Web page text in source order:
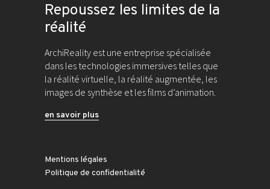
Repoussez les limites de la
réalité
ArchiReality est une entreprise spécialisée
dans les technologies immersives telles que
la réalité virtuelle, la réalité augmentée, les
images de synthèse et les films d’animation.
en savoir plus
Mentions légales
Politique de confidentialité